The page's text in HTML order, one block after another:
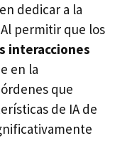
dedicar a la
permitir que los
interacciones
en la
que
de IA de